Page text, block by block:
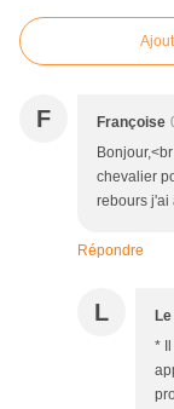
F Françoise
chevalier
rebours j'ai
Répondre
L
*